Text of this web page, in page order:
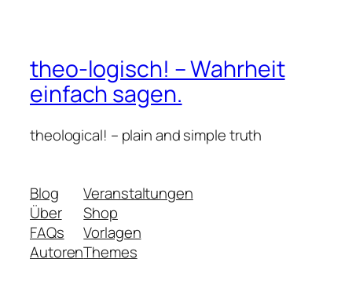
theo-logisch! – Wahrheit
einfach sagen.
theological! – plain and simple truth
Blog
Über
FAQs
Autoren
Veranstaltungen
Shop
Vorlagen
Themes